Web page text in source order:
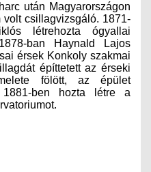
után Magyarországon
csillagvizsgáló. 1871-
létrehozta ógyallai
ban Haynald Lajos
érsek Konkoly szakmai
építtetett az érseki
fölött, az épület
ben hozta létre a